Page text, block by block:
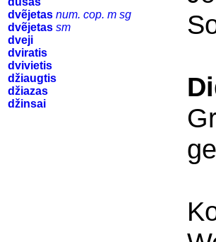
dvẽjetas num. cop. m sg
dvẽjetas sm
dveji
dviratis
dvivietis
džiaugtis
džiazas
džinsai